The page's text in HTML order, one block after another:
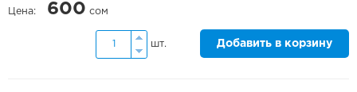
Цена: 600 сом
шт. Добавить в корзину